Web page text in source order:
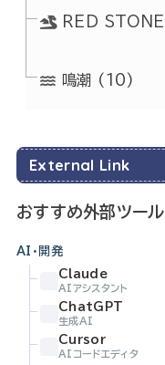
RED STONE
鳴潮 (10)
External Link
おすすめ外部ツール
AI・開発
Claude
AIアシスタント
ChatGPT
生成AI
Cursor
AIコードエディタ